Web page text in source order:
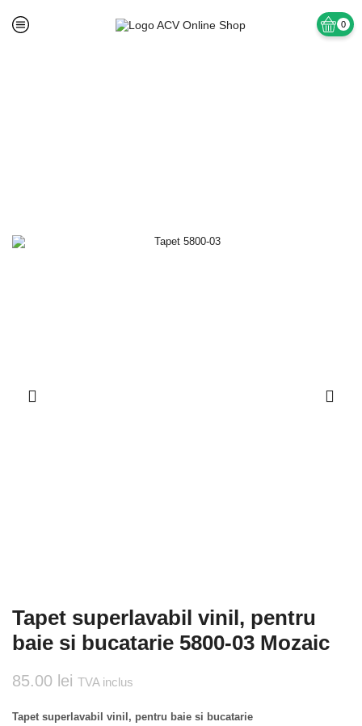
0
Tapet superlavabil vinil, pentru
baie si bucatarie 5800-03 Mozaic
85.00 lei TVA inclus
Tapet superlavabil vinil, pentru baie si bucatarie